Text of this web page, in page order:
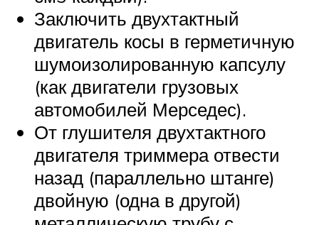
Заключить двухтактный
двигатель косы в герметичную
шумоизолированную капсулу
(как двигатели грузовых
автомобилей Мерседес).
От глушителя двухтактного
двигателя триммера отвести
назад (параллельно штанге)
двойную (одна в другой)